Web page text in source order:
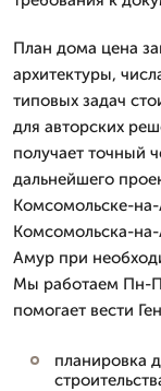
План дома цена
архитектуры,
типовых задач
для авторских
получает точный
дальнейшего
Комсомольске-
Комсомольска-
Амур при
Мы работаем Пн-
помогает вести
планировка